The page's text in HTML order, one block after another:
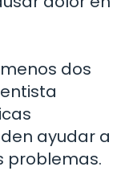
dos
ayudar a
problemas.